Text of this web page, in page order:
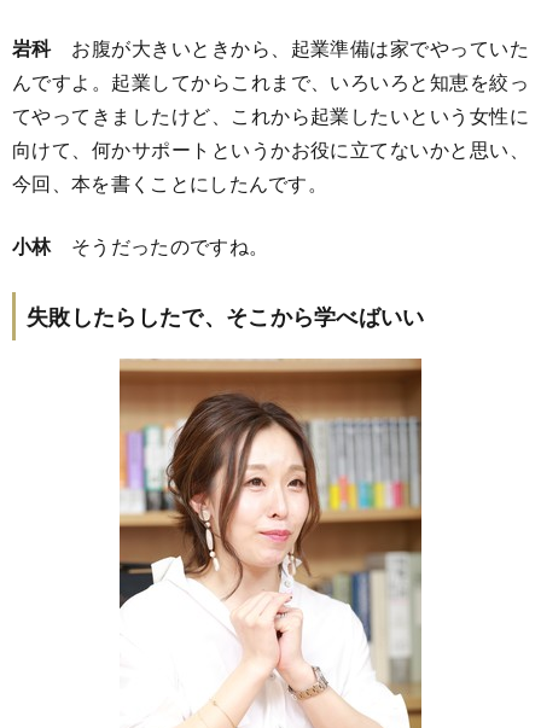
岩科お腹が大きいときから、起業準備は家でやっていた
んですよ。起業してからこれまで、いろいろと知恵を絞っ
てやってきましたけど、これから起業したいという女性に
向けて、何かサポートというかお役に立てないかと思い、
今回、本を書くことにしたんです。
小林そうだったのですね。
失敗したらしたで、そこから学べばいい